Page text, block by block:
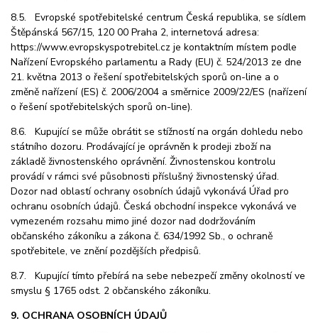
8.5. Evropské spotřebitelské centrum Česká republika, se sídlem
Štěpánská 567/15, 120 00 Praha 2, internetová adresa:
https://www.evropskyspotrebitel.cz je kontaktním místem podle
Nařízení Evropského parlamentu a Rady (EU) č. 524/2013 ze dne
21. května 2013 o řešení spotřebitelských sporů on-line a o
změně nařízení (ES) č. 2006/2004 a směrnice 2009/22/ES (nařízení
o řešení spotřebitelských sporů on-line).
8.6. Kupující se může obrátit se stížností na orgán dohledu nebo
státního dozoru. Prodávající je oprávněn k prodeji zboží na
základě živnostenského oprávnění. Živnostenskou kontrolu
provádí v rámci své působnosti příslušný živnostenský úřad.
Dozor nad oblastí ochrany osobních údajů vykonává Úřad pro
ochranu osobních údajů. Česká obchodní inspekce vykonává ve
vymezeném rozsahu mimo jiné dozor nad dodržováním
občanského zákoníku a zákona č. 634/1992 Sb., o ochraně
spotřebitele, ve znění pozdějších předpisů.
8.7. Kupující tímto přebírá na sebe nebezpečí změny okolností ve
smyslu § 1765 odst. 2 občanského zákoníku.
9. OCHRANA OSOBNÍCH ÚDAJŮ